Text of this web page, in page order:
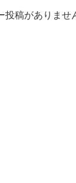
投稿がありませ